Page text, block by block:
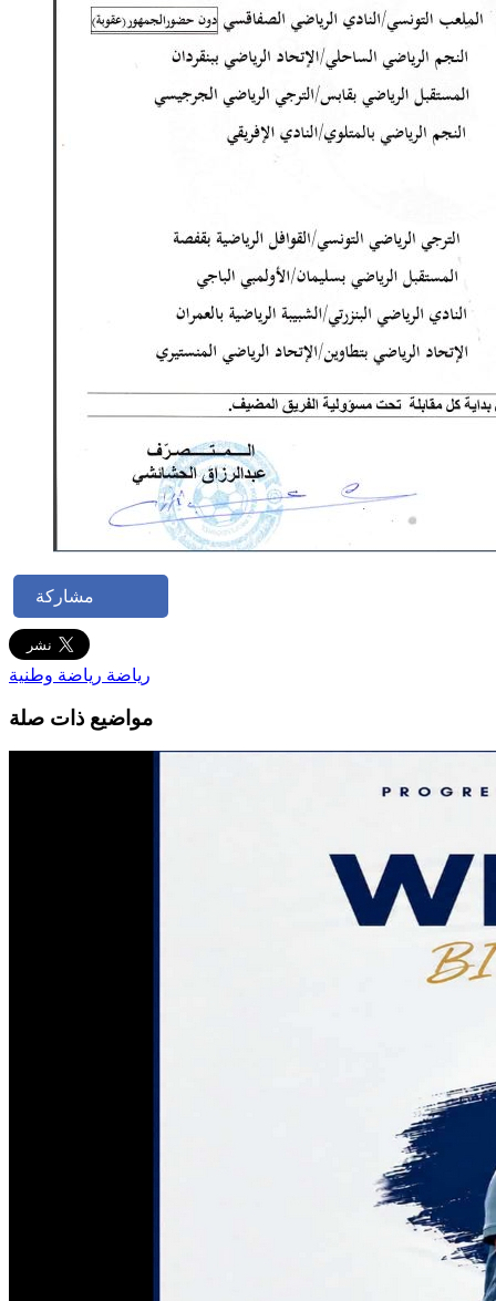
مشاركة
رياضة رياضة وطنية
مواضيع ذات صلة